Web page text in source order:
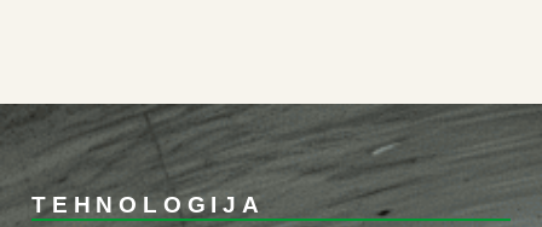
TEHNOLOGIJA